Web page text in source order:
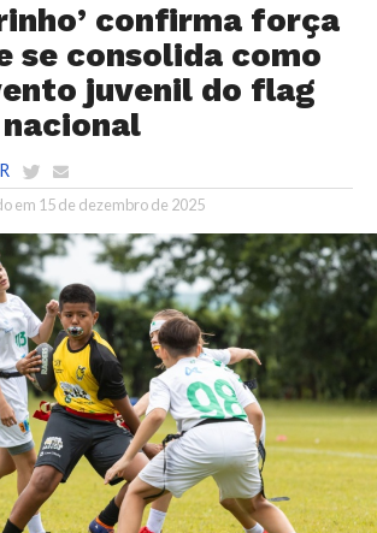
confirma força
se consolida como
juvenil do flag
em 15 de dezembro de 2025